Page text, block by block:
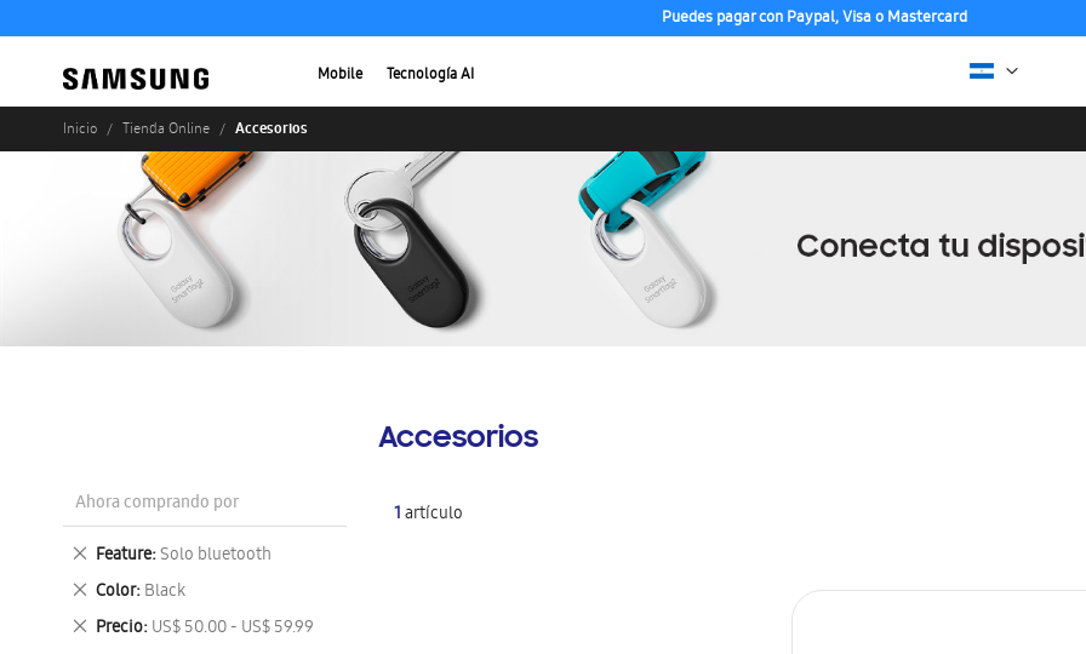
Puedes pagar con Paypal, Visa o Mastercard
Mobile Tecnología AI
Inicio Tienda Online Accesorios
Accesorios
1artículo
Ahora comprando por
Feature Solo bluetooth
Eliminar
este
artículo
Color Black
Eliminar
este
artículo
Precio US$ 50.00 - US$ 59.99
Eliminar